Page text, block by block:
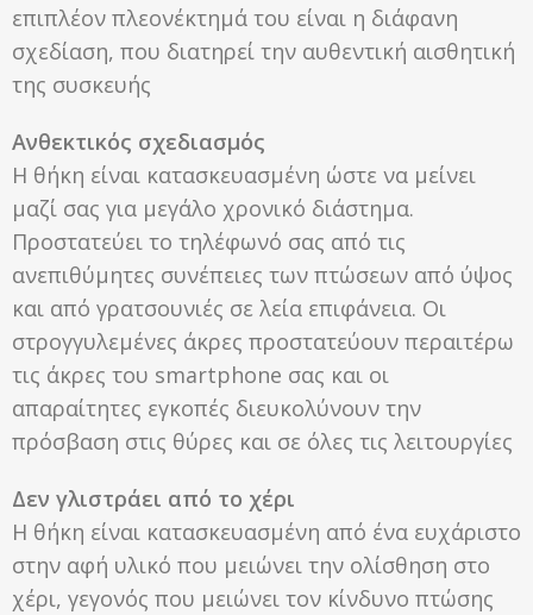
επιπλέον πλεονέκτημά του είναι η διάφανη
σχεδίαση, που διατηρεί την αυθεντική αισθητική
της συσκευής
Ανθεκτικός σχεδιασμός
Η θήκη είναι κατασκευασμένη ώστε να μείνει
μαζί σας για μεγάλο χρονικό διάστημα.
Προστατεύει το τηλέφωνό σας από τις
ανεπιθύμητες συνέπειες των πτώσεων από ύψος
και από γρατσουνιές σε λεία επιφάνεια. Οι
στρογγυλεμένες άκρες προστατεύουν περαιτέρω
τις άκρες του smartphone σας και οι
απαραίτητες εγκοπές διευκολύνουν την
πρόσβαση στις θύρες και σε όλες τις λειτουργίες
Δεν γλιστράει από το χέρι
Η θήκη είναι κατασκευασμένη από ένα ευχάριστο
στην αφή υλικό που μειώνει την ολίσθηση στο
χέρι, γεγονός που μειώνει τον κίνδυνο πτώσης